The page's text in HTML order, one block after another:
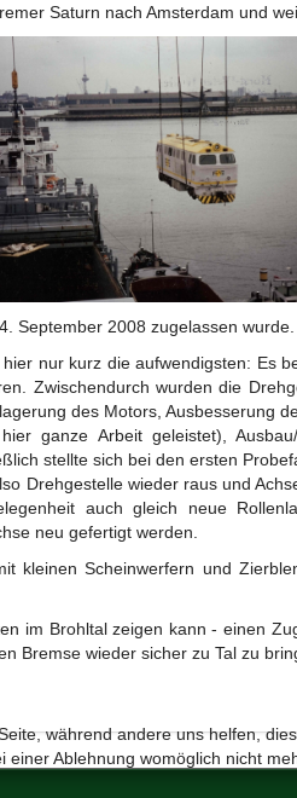
Saturn nach Amsterdam und
September 2008 zugelassen wurde.
nur kurz die aufwendigsten: Es
Zwischendurch wurden die
des Motors, Ausbesserung
ganze Arbeit geleistet),
stellte sich bei den ersten
Drehgestelle wieder raus und
auch gleich neue
neu gefertigt werden.
kleinen Scheinwerfern und
im Brohltal zeigen kann - einen
Bremse wieder sicher zu Tal zu
während andere uns helfen,
Ablehnung womöglich nicht